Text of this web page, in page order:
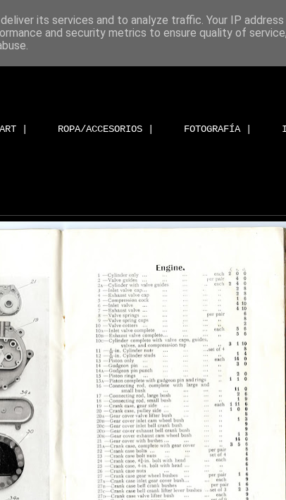
ART | ROPA/ACCESORIOS | FOTOGRAFÍA |
its services and to analyze traffic. Your IP
and security metrics to ensure quality of